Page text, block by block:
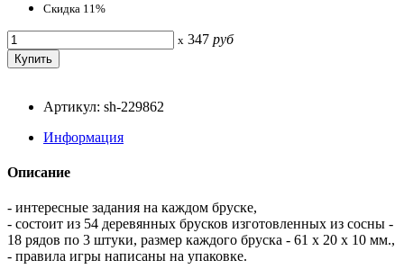
Скидка 11%
x 347 руб
Артикул: sh-229862
Информация
Описание
- интересные задания на каждом бруске,
- состоит из 54 деревянных брусков изготовленных из сосны -
18 рядов по 3 штуки, размер каждого бруска - 61 x 20 x 10 мм.,
- правила игры написаны на упаковке.